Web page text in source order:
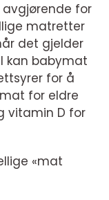
avgjørende for
matretter
det gjelder
kan babymat
for å
for eldre
vitamin D for
«mat